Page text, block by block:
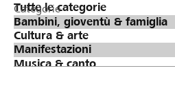
Categorie